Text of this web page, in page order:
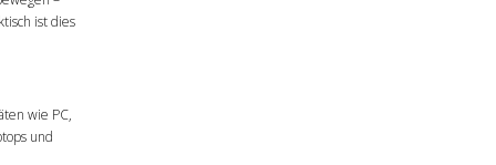
ist dies
wie PC,
und